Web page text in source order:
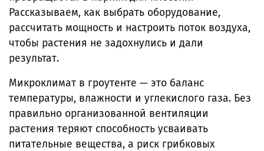
Рассказываем, как выбрать оборудование,
рассчитать мощность и настроить поток воздуха,
чтобы растения не задохнулись и дали
результат.
Микроклимат в гроутенте — это баланс
температуры, влажности и углекислого газа. Без
правильно организованной вентиляции
растения теряют способность усваивать
питательные вещества, а риск грибковых